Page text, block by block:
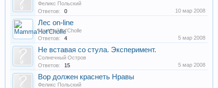
Феликс Польский
Ответов:
0 10 мар 2008
Лес on-line
Mamma'Hot'Cholle
Ответов:
4 5 мар 2008
Не вставая со стула. Эксперимент.
Солнечный Остров
Ответов:
15 5 мар 2008
Вор должен краснеть Нравы
Феликс Польский